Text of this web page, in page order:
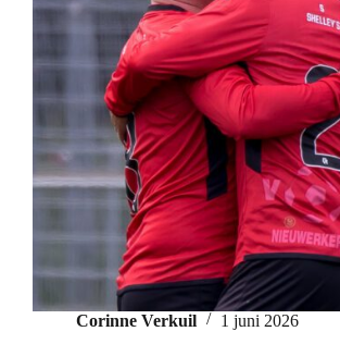
Corinne Verkuil 1 juni 2026